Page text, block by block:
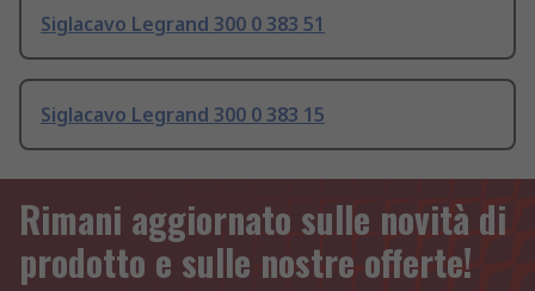
Siglacavo Legrand 300 0 383 51
Siglacavo Legrand 300 0 383 15
Rimani aggiornato sulle novità di
prodotto e sulle nostre offerte!